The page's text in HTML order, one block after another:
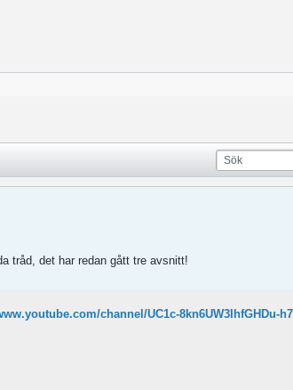
tråd, det har redan gått tre avsnitt!
channel/UC1c-8kn6UW3IhfGHDu-